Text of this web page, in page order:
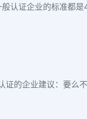
认证企业的标准都
的企业建议：要么